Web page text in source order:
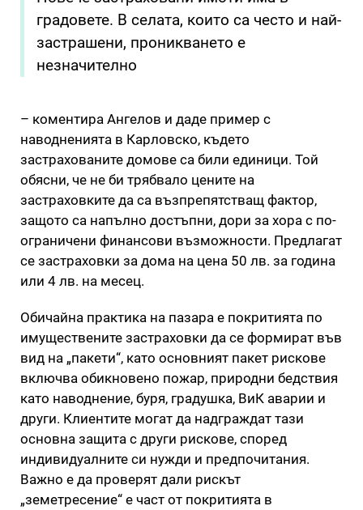
градовете. В селата, които са често и най-
застрашени, проникването е
незначително
– коментира Ангелов и даде пример с
наводненията в Карловско, където
застрахованите домове са били единици. Той
обясни, че не би трябвало цените на
застраховките да са възпрепятстващ фактор,
защото са напълно достъпни, дори за хора с по-
ограничени финансови възможности. Предлагат
се застраховки за дома на цена 50 лв. за година
или 4 лв. на месец.
Обичайна практика на пазара е покритията по
имуществените застраховки да се формират във
вид на „пакети“, като основният пакет рискове
включва обикновено пожар, природни бедствия
като наводнение, буря, градушка, ВиК аварии и
други. Клиентите могат да надграждат тази
основна защита с други рискове, според
индивидуалните си нужди и предпочитания.
Важно е да проверят дали рискът
„земетресение“ е част от покритията в